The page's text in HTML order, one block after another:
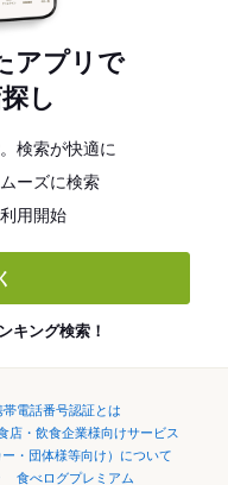
アプリで
し
検索が快適に
ーズに検索
用開始
キング検索！
帯電話番号認証とは
店・飲食企業様向けサービス
・団体様等向け）について
食べログプレミアム